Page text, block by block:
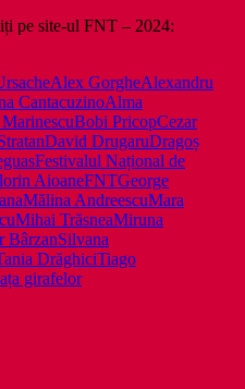
pe site-ul FNT – 2024:
Alex GorgheAlexandru
CantacuzinoAlma
Bobi PricopCezar
David DrugaruDragoș
Festivalul Național de
AioaneFNTGeorge
Mălina AndreescuMara
Mihai TrăsneaMiruna
BârzanSilvana
DrăghiciTiago
girafelor